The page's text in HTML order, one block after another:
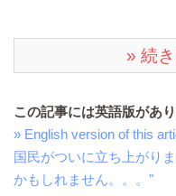
» 続
この記事には英語版があ
» English version of this
国民がついに立ち上がり
かもしれません。。。"